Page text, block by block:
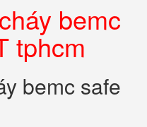
bemc
tphcm
bemc safe